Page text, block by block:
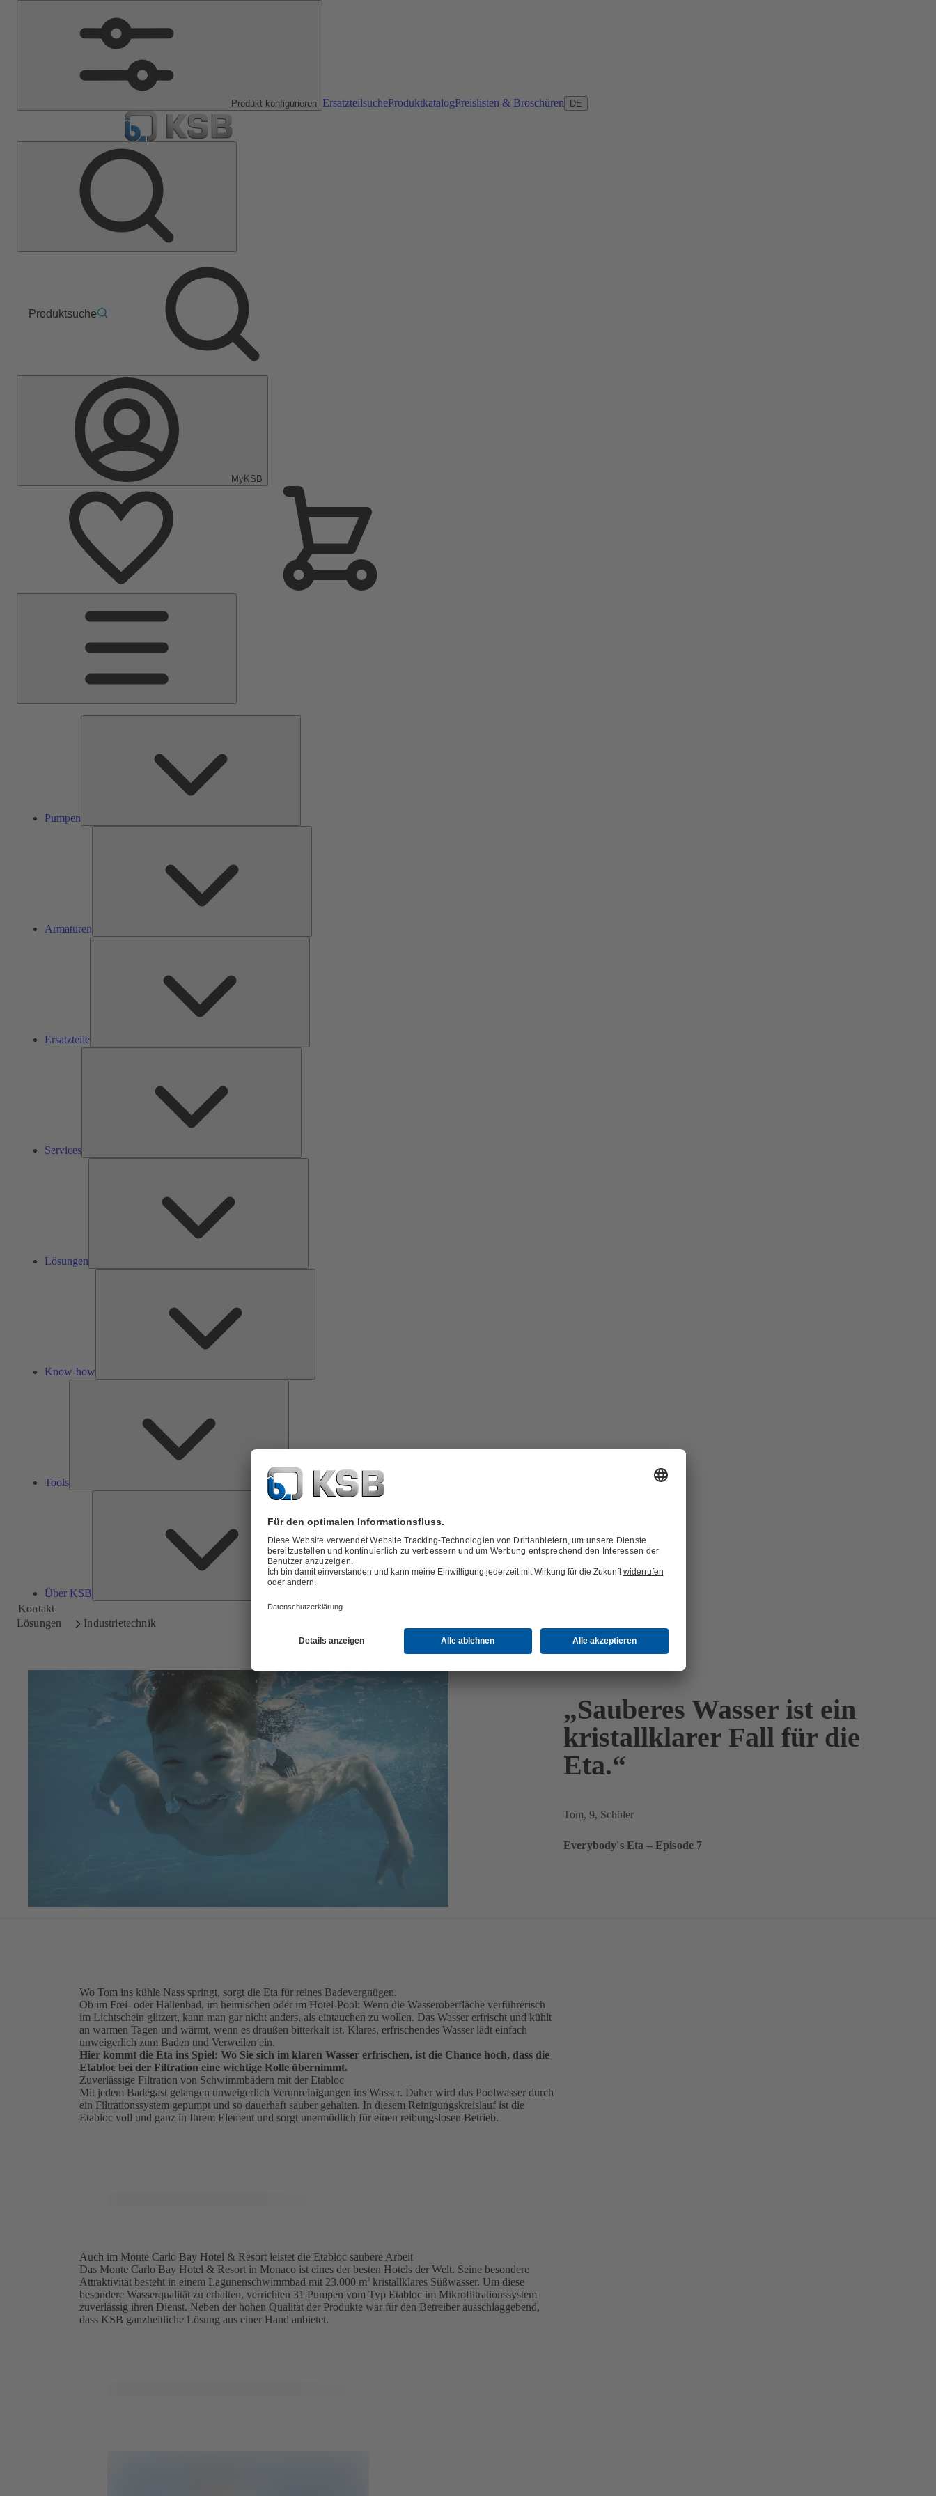
Produkt konfigurieren ErsatzteilsucheProduktkatalogPreislisten & Broschüren DE
Produktsuche
MyKSB
Pumpen
Armaturen
Ersatzteile
Services
Lösungen
Know-how
Tools
Über KSB
Über
Kontakt
Lösungen
Industrietechnik
„Sauberes Wasser ist ein
kristallklarer Fall für die
Eta.“
Tom, 9, Schüler
Everybody's Eta – Episode 7
Wo Tom ins kühle Nass springt, sorgt die Eta für reines Badevergnügen.
Ob im Frei- oder Hallenbad, im heimischen oder im Hotel-Pool: Wenn die Wasseroberfläche verführerisch
im Lichtschein glitzert, kann man gar nicht anders, als eintauchen zu wollen. Das Wasser erfrischt und kühlt
an warmen Tagen und wärmt, wenn es draußen bitterkalt ist. Klares, erfrischendes Wasser lädt einfach
unweigerlich zum Baden und Verweilen ein.
Hier kommt die Eta ins Spiel: Wo Sie sich im klaren Wasser erfrischen, ist die Chance hoch, dass die
Etabloc bei der Filtration eine wichtige Rolle übernimmt.
Zuverlässige Filtration von Schwimmbädern mit der Etabloc
Mit jedem Badegast gelangen unweigerlich Verunreinigungen ins Wasser. Daher wird das Poolwasser durch
ein Filtrationssystem gepumpt und so dauerhaft sauber gehalten. In diesem Reinigungskreislauf ist die
Etabloc voll und ganz in Ihrem Element und sorgt unermüdlich für einen reibungslosen Betrieb.
Auch im Monte Carlo Bay Hotel & Resort leistet die Etabloc saubere Arbeit
Das Monte Carlo Bay Hotel & Resort in Monaco ist eines der besten Hotels der Welt. Seine besondere
Attraktivität besteht in einem Lagunenschwimmbad mit 23.000 m3 kristallklares Süßwasser. Um diese
besondere Wasserqualität zu erhalten, verrichten 31 Pumpen vom Typ Etabloc im Mikrofiltrationssystem
zuverlässig ihren Dienst. Neben der hohen Qualität der Produkte war für den Betreiber ausschlaggebend,
dass KSB ganzheitliche Lösung aus einer Hand anbietet.